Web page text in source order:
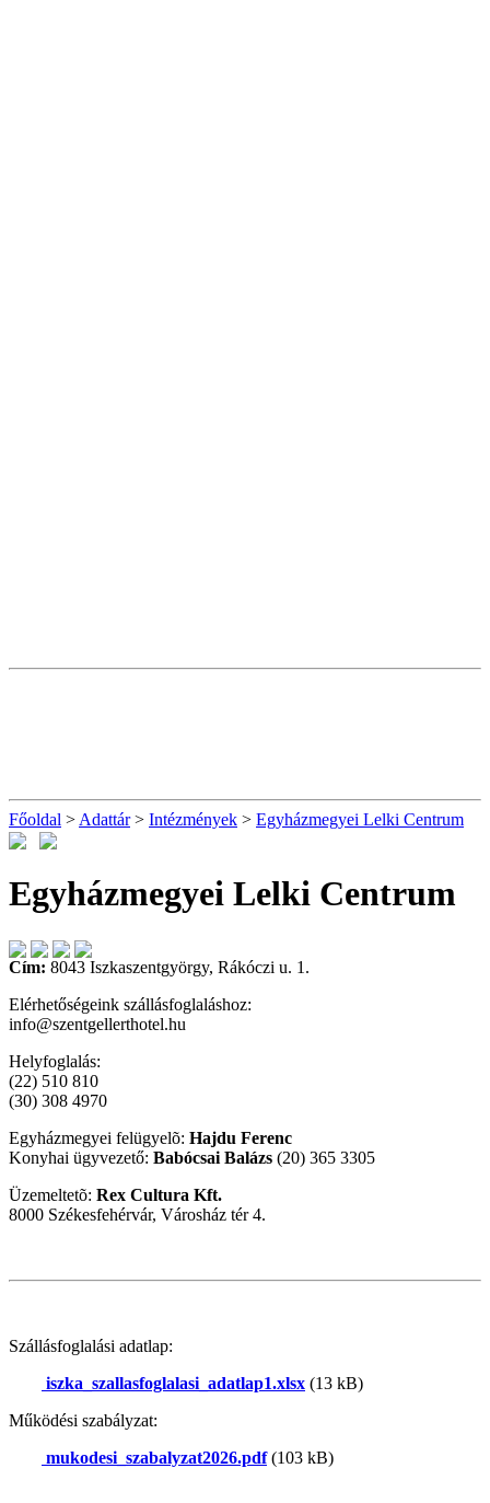
Főoldal > Adattár> Intézmények > Egyházmegyei Lelki Centrum
Egyházmegyei Lelki Centrum
Cím: 8043 Iszkaszentgyörgy, Rákóczi u. 1.
Elérhetőségeink szállásfoglaláshoz:
info@szentgellerthotel.hu
Helyfoglalás:
(22) 510 810
(30) 308 4970
Egyházmegyei felügyelõ: Hajdu Ferenc
Konyhai ügyvezető: Babócsai Balázs (20) 365 3305
Üzemeltetõ: Rex Cultura Kft.
8000 Székesfehérvár, Városház tér 4.
Szállásfoglalási adatlap:
iszka_szallasfoglalasi_adatlap1.xlsx (13 kB)
Működési szabályzat:
mukodesi_szabalyzat2026.pdf(103 kB)